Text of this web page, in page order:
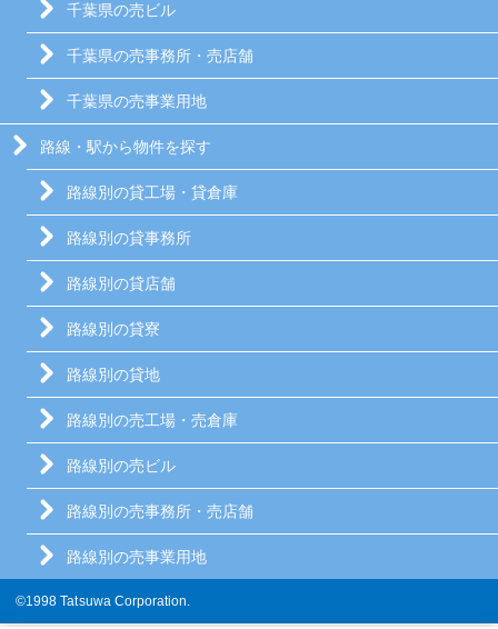
千葉県の売ビル
千葉県の売事務所・売店舗
千葉県の売事業用地
路線・駅から物件を探す
路線別の貸工場・貸倉庫
路線別の貸事務所
路線別の貸店舗
路線別の貸寮
路線別の貸地
路線別の売工場・売倉庫
路線別の売ビル
路線別の売事務所・売店舗
路線別の売事業用地
©1998 Tatsuwa Corporation.